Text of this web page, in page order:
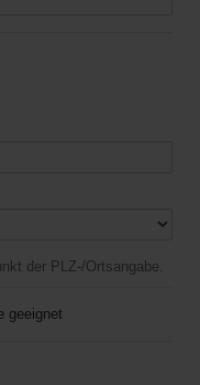
der PLZ-/Ortsangabe.
geeignet